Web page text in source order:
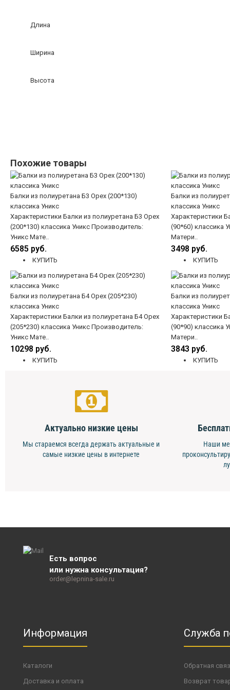
Длина
Ширина
Высота
Похожие товары
Балки из полиуретана Б3 Орех (200*130)
классика Уникс
Характеристики Балки из полиуретана Б3 Орех
(200*130) классика Уникс Производитель:
Уникс Мате..
6585 руб.
КУПИТЬ
Балки из
классика Уникс
Характеристики
(90*60) классика
Матери..
3498 руб.
КУПИТЬ
Балки из полиуретана Б4 Орех (205*230)
классика Уникс
Характеристики Балки из полиуретана Б4 Орех
(205*230) классика Уникс Производитель:
Уникс Мате..
10298 руб.
КУПИТЬ
Балки из
классика Уникс
Характеристики
(90*90) классика
Матери..
3843 руб.
КУПИТЬ
Актуально низкие цены
Мы стараемся всегда держать актуальные и
самые низкие цены в интернете
Наши
Есть вопрос
или нужна консультация?
order@lepnina-sale.ru
Информация
Каталоги
Доставка и оплата
Служба
Обратная
Возврат